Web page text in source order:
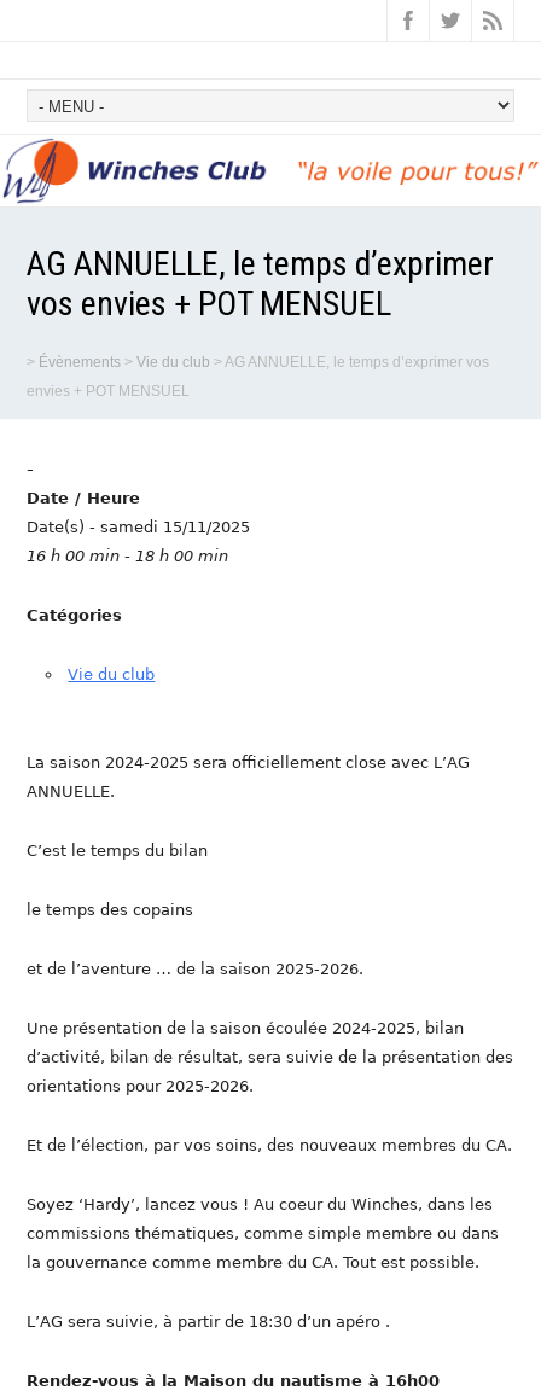
AG ANNUELLE, le temps d’exprimer
vos envies + POT MENSUEL
> Évènements >Vie du club >AG ANNUELLE, le temps d’exprimer vos
envies + POT MENSUEL
-
Date / Heure
Date(s) - samedi 15/11/2025
16 h 00 min - 18 h 00 min
Catégories
Vie du club
La saison 2024-2025 sera officiellement close avec L’AG
ANNUELLE.
C’est le temps du bilan
le temps des copains
et de l’aventure … de la saison 2025-2026.
Une présentation de la saison écoulée 2024-2025, bilan
d’activité, bilan de résultat, sera suivie de la présentation des
orientations pour 2025-2026.
Et de l’élection, par vos soins, des nouveaux membres du CA.
Soyez ‘Hardy’, lancez vous ! Au coeur du Winches, dans les
commissions thématiques, comme simple membre ou dans
la gouvernance comme membre du CA. Tout est possible.
L’AG sera suivie, à partir de 18:30 d’un apéro .
Rendez-vous à la Maison du nautisme à 16h00